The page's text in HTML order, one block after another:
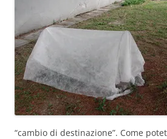
“cambio di destinazione”. Come